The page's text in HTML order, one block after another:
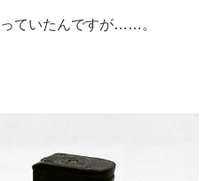
ていたんですが……。